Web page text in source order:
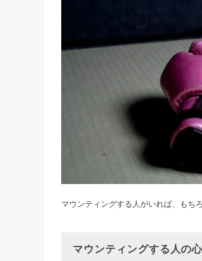
理
①
イ
人
マウンティングする人がいれば、もち
マウンティングする人の